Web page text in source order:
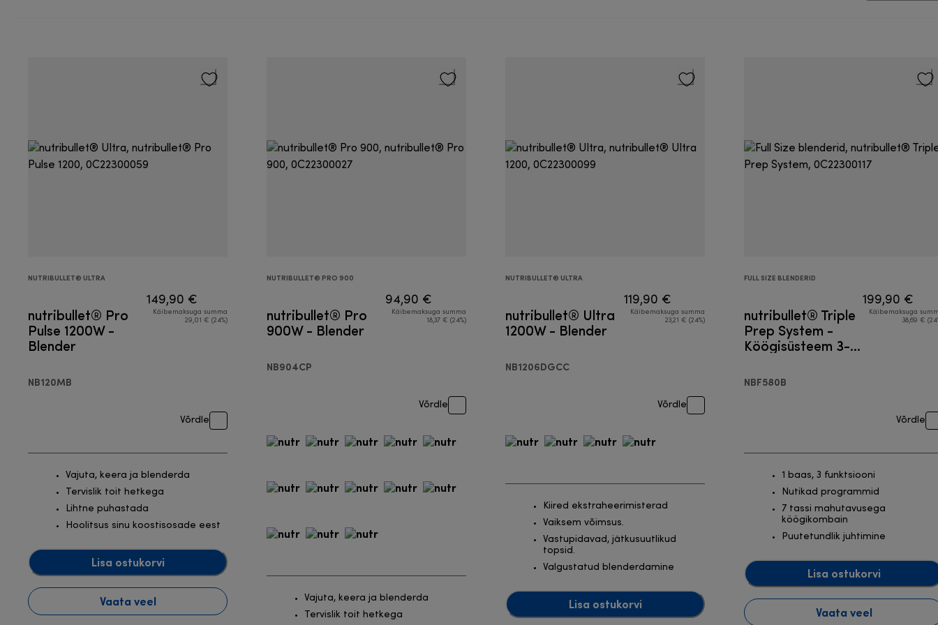
NUTRIBULLET® ULTRA
nutribullet® Pro
Pulse 1200W -
Blender
NB120MB
149,90 €
Käibemaksuga summa
29,01 € (24%)
Võrdle
Vajuta, keera ja blenderda
Tervislik toit hetkega
Lihtne puhastada
Hoolitsus sinu koostisosade eest
Lisa ostukorvi
Vaata veel
NUTRIBULLET® PRO 900
nutribullet® Pro
900W - Blender
NB904CP
94,90 €
Käibemaksuga summa
18,37 € (24%)
Võrdle
Vajuta, keera ja blenderda
Tervislik toit hetkega
NUTRIBULLET® ULTRA
nutribullet® Ultra
1200W - Blender
NB1206DGCC
119,90 €
Käibemaksuga summa
23,21 € (24%)
Võrdle
Kiired ekstraheerimisterad
Vaiksem võimsus.
Vastupidavad, jätkusuutlikud
topsid.
Valgustatud blenderdamine
Lisa ostukorvi
FULL SIZE BLENDERID
nutribullet® Triple
Prep System -
Köögisüsteem 3-
NBF580B
199,90 €
Käibemaksuga
38,69 €
Võrdle
1 baas, 3 funktsiooni
Nutikad programmid
7 tassi mahutavusega
köögikombain
Puutetundlik juhtimine
Lisa ostukorvi
Vaata veel